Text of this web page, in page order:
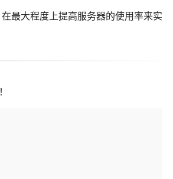
最大程度上提高服务器的使用率来实